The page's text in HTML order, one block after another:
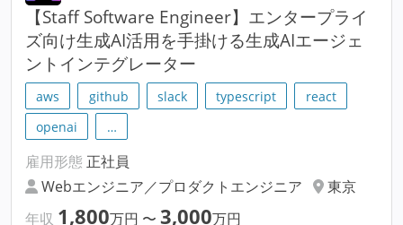
【Staff Software Engineer】エンタープライ
ズ向け生成AI活用を手掛ける生成AIエージェ
ントインテグレーター
aws github slack typescript
react
openai
…
雇用形態 正社員
Webエンジニア／プロダクトエンジニア
東京
年収 1,800万円 〜 3,000万円